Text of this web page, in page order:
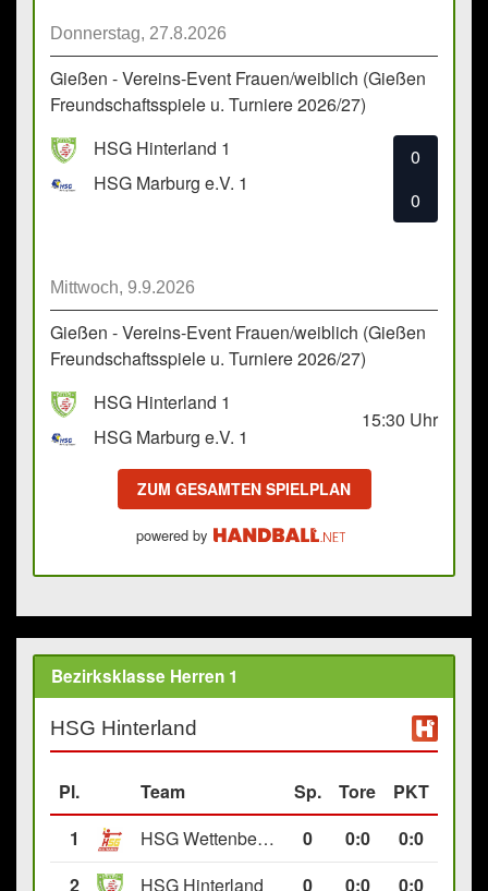
Donnerstag, 27.8.2026
Gießen - Vereins-Event Frauen/weiblich (Gießen
Freundschaftsspiele u. Turniere 2026/27)
HSG Hinterland 1
HSG Marburg e.V. 1
0
0
Mittwoch, 9.9.2026
Gießen - Vereins-Event Frauen/weiblich (Gießen
Freundschaftsspiele u. Turniere 2026/27)
HSG Hinterland 1
HSG Marburg e.V. 1
15:30 Uhr
ZUM GESAMTEN SPIELPLAN
powered by
Bezirksklasse Herren 1
HSG Hinterland
Pl. Team Sp. Tore
PKT
1
HSG Wettenberg III 0 0:0
0:0
2
HSG Hinterland 0 0:0 0:0